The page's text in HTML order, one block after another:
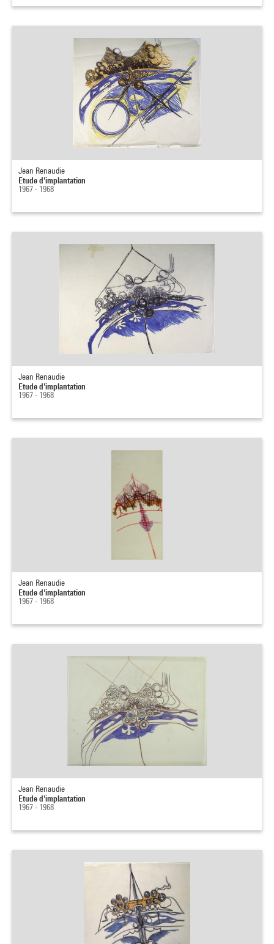
Jean Renaudie
Etude d'implantation
1967 - 1968
Jean Renaudie
Etude d'implantation
1967 - 1968
Jean Renaudie
Etude d'implantation
1967 - 1968
Jean Renaudie
Etude d'implantation
1967 - 1968